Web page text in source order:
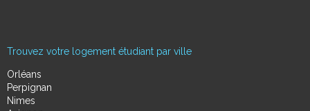
Trouvez votre logement étudiant par ville
Orléans
Perpignan
Nimes